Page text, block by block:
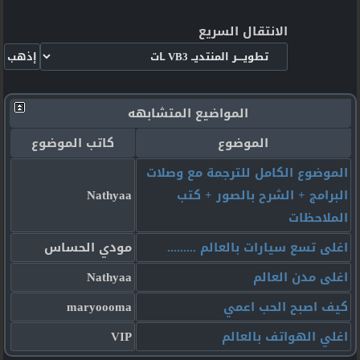
الانتقال السريع
المواضيع المتشابهه
الموضوع
كاتب الموضوع
الموضوع الكامل للترجمة مع وصلات
البرامج + الشرح بالصور + كتب
الملاحظات
Nathyaa
اغلى تسع سيارات بالعالم .........
مودي الحساس
اغلى مدن العالم
Nathyaa
كيف اصبح الحب اعمي
maryoooma
اغلي الهواتف بالعالم
VIP